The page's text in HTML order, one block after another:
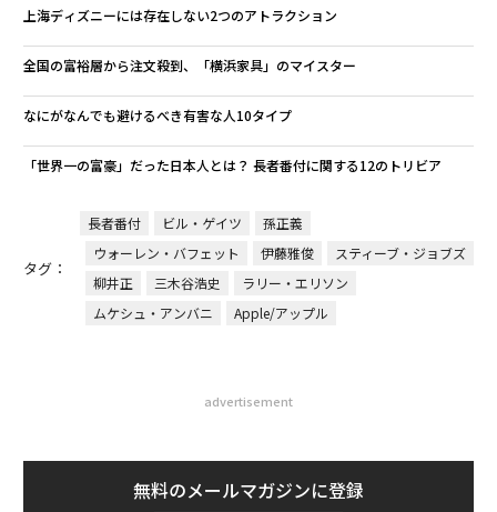
上海ディズニーには存在しない2つのアトラクション
全国の富裕層から注文殺到、「横浜家具」のマイスター
なにがなんでも避けるべき有害な人10タイプ
「世界一の富豪」だった日本人とは？ 長者番付に関する12のトリビア
タグ：
長者番付 ビル・ゲイツ
孫正義
ウォーレン・バフェット
伊藤雅俊
スティーブ・ジョブズ
柳井正
三木谷浩史
ラリー・エリソン
ムケシュ・アンバニ
Apple/アップル
advertisement
無料のメールマガジンに登録